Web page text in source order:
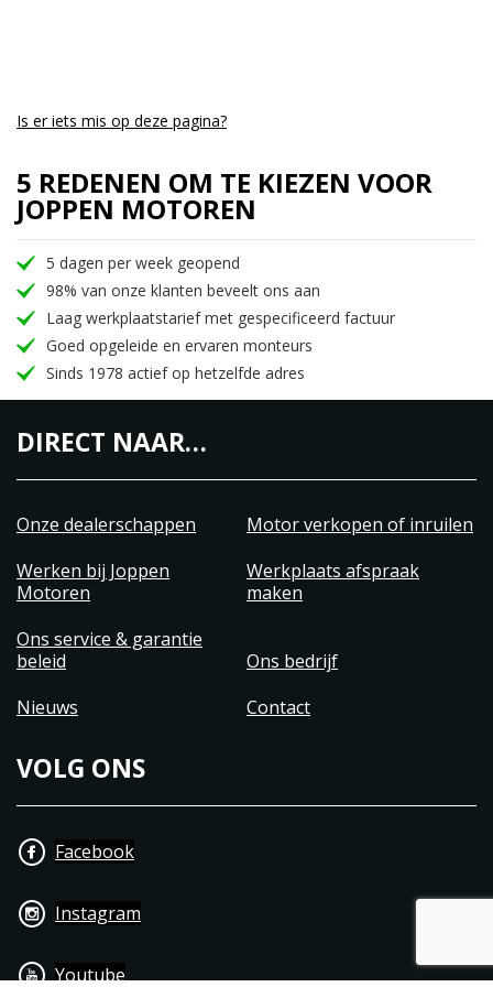
Is er iets mis op deze pagina?
5 REDENEN OM TE KIEZEN VOOR
JOPPEN MOTOREN
5 dagen per week geopend
98% van onze klanten beveelt ons aan
Laag werkplaatstarief met gespecificeerd factuur
Goed opgeleide en ervaren monteurs
Sinds 1978 actief op hetzelfde adres
DIRECT NAAR…
Onze dealerschappen
Motor verkopen of inruilen
Werken bij Joppen
Motoren
Werkplaats afspraak
maken
Ons service & garantie
beleid
Ons bedrijf
Nieuws
Contact
VOLG ONS
Facebook
Instagram
Youtube